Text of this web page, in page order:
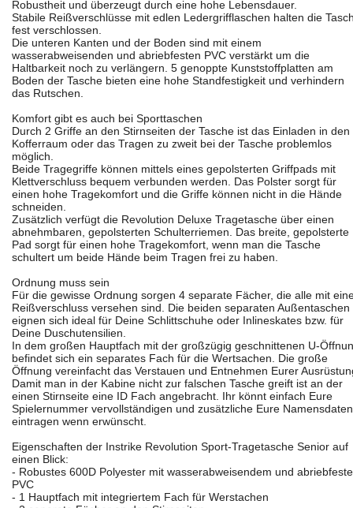
Robustheit und überzeugt durch eine hohe Lebensdauer.
Stabile Reißverschlüsse mit edlen Ledergrifflaschen halten die
fest verschlossen.
Die unteren Kanten und der Boden sind mit einem
wasserabweisenden und abriebfesten PVC verstärkt um die
Haltbarkeit noch zu verlängern. 5 genoppte Kunststoffplatten am
Boden der Tasche bieten eine hohe Standfestigkeit und verhindern
das Rutschen.
Komfort gibt es auch bei Sporttaschen
Durch 2 Griffe an den Stirnseiten der Tasche ist das Einladen in den
Kofferraum oder das Tragen zu zweit bei der Tasche problemlos
möglich.
Beide Tragegriffe können mittels eines gepolsterten Griffpads mit
Klettverschluss bequem verbunden werden. Das Polster sorgt für
einen hohe Tragekomfort und die Griffe können nicht in die Hände
schneiden.
Zusätzlich verfügt die Revolution Deluxe Tragetasche über einen
abnehmbaren, gepolsterten Schulterriemen. Das breite, gepolsterte
Pad sorgt für einen hohe Tragekomfort, wenn man die Tasche
schultert um beide Hände beim Tragen frei zu haben.
Ordnung muss sein
Für die gewisse Ordnung sorgen 4 separate Fächer, die alle mit
Reißverschluss versehen sind. Die beiden separaten Außentaschen
eignen sich ideal für Deine Schlittschuhe oder Inlineskates bzw. für
Deine Duschutensilien.
In dem großen Hauptfach mit der großzügig geschnittenen U-
befindet sich ein separates Fach für die Wertsachen. Die große
Öffnung vereinfacht das Verstauen und Entnehmen Eurer
Damit man in der Kabine nicht zur falschen Tasche greift ist an der
einen Stirnseite eine ID Fach angebracht. Ihr könnt einfach Eure
Spielernummer vervollständigen und zusätzliche Eure Namensdaten
eintragen wenn erwünscht.
Eigenschaften der Instrike Revolution Sport-Tragetasche Senior auf
einen Blick:
- Robustes 600D Polyester mit wasserabweisendem und
PVC
- 1 Hauptfach mit integriertem Fach für Werstachen